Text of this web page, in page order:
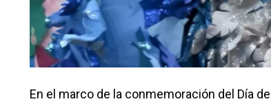
En el marco de la conmemoración del Día